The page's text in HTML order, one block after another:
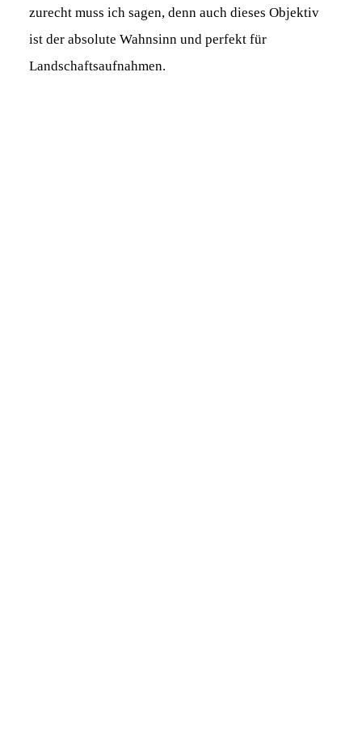
zurecht muss ich sagen, denn auch dieses Objektiv
ist der absolute Wahnsinn und perfekt für
Landschaftsaufnahmen.